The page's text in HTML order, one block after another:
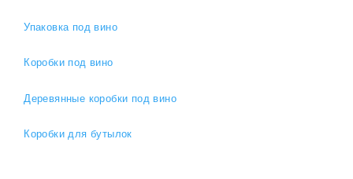
Упаковка под вино
Коробки под вино
Деревянные коробки под вино
Коробки для бутылок